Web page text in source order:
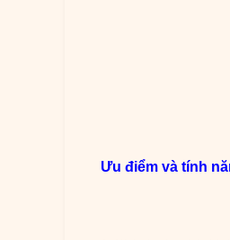
Ưu điểm và tính